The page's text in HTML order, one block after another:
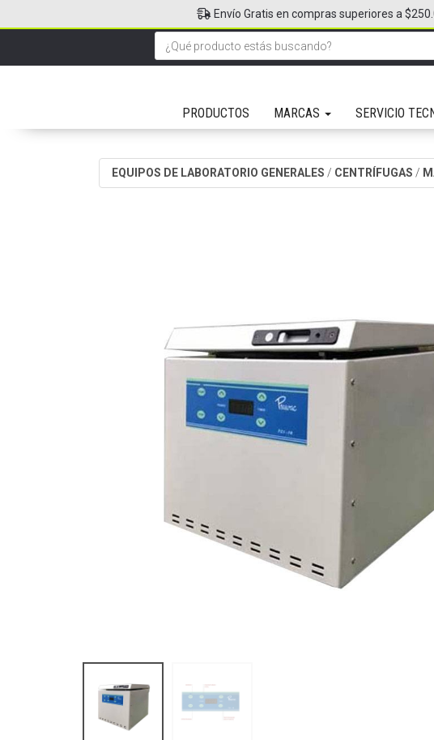
PRODUCTOS MARCAS SERVICIO
Envío Gratis en compras superiores a
EQUIPOS DE LABORATORIO GENERALES / CENTRÍFUGAS /